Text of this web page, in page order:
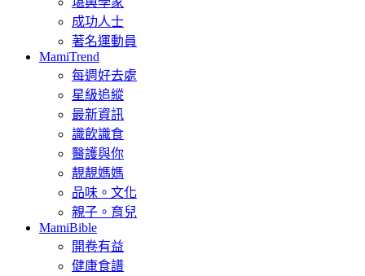
成功人士
著名運動員
MamiTrend
每週好去處
星級追縱
最新資訊
識飲識食
醫護與你
靚靚媽媽
品味。文化
親子。育兒
MamiBible
開卷有益
健康食譜